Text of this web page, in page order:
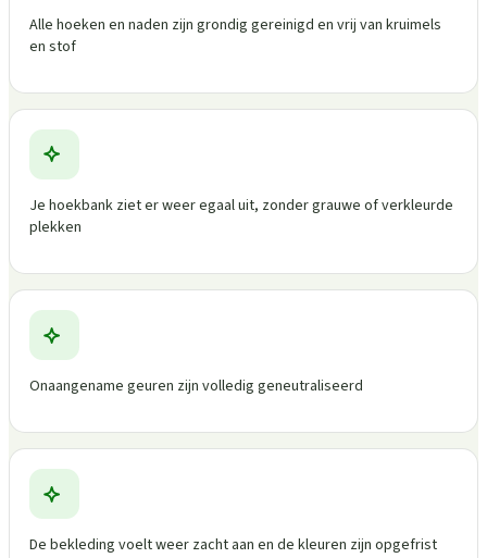
Alle hoeken en naden zijn grondig gereinigd en vrij van kruimels
en stof
Je hoekbank ziet er weer egaal uit, zonder grauwe of verkleurde
plekken
Onaangename geuren zijn volledig geneutraliseerd
De bekleding voelt weer zacht aan en de kleuren zijn opgefrist